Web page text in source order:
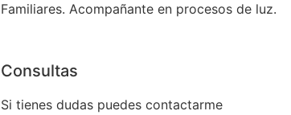
Familiares. Acompañante en procesos de luz.
Consultas
Si tienes dudas puedes contactarme